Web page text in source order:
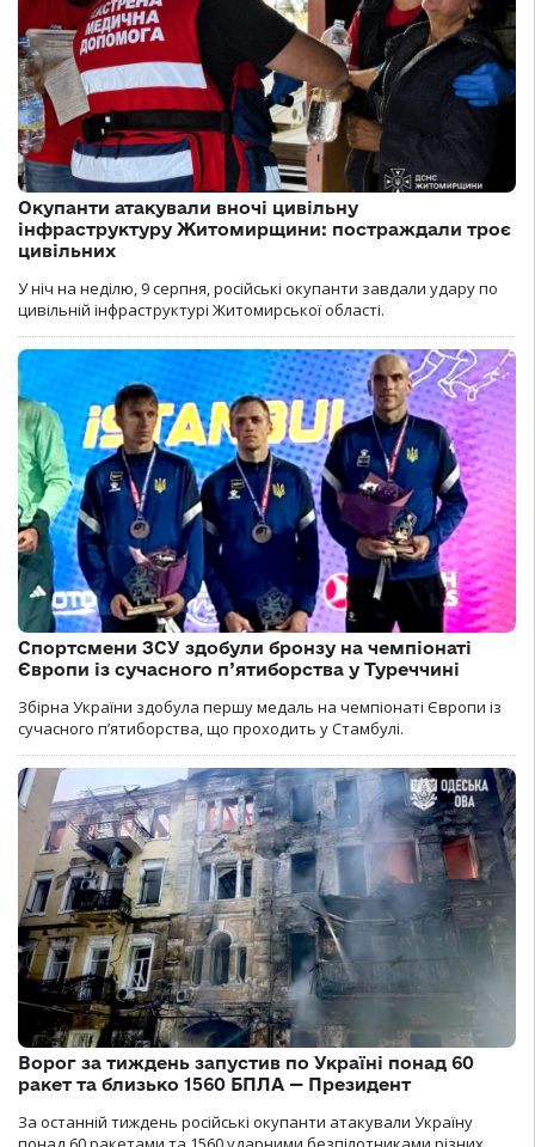
Окупанти атакували вночі цивільну
інфраструктуру Житомирщини: постраждали троє
цивільних
У ніч на неділю, 9 серпня, російські окупанти завдали удару по
цивільній інфраструктурі Житомирської області.
Спортсмени ЗСУ здобули бронзу на чемпіонаті
Європи із сучасного п’ятиборства у Туреччині
Збірна України здобула першу медаль на чемпіонаті Європи із
сучасного п’ятиборства, що проходить у Стамбулі.
Ворог за тиждень запустив по Україні понад 60
ракет та близько 1560 БПЛА — Президент
За останній тиждень російські окупанти атакували Україну